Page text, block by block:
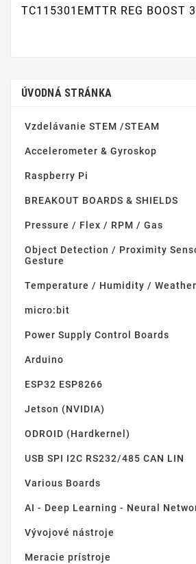
TC115301EMTTR REG BOOST
ÚVODNÁ STRÁNKA
Vzdelávanie STEM /STEAM
Accelerometer & Gyroskop
Raspberry Pi
BREAKOUT BOARDS & SHIELDS
Pressure / Flex / RPM / Gas
Object Detection / Proximity
Gesture
Temperature / Humidity /
micro:bit
Power Supply Control Boards
Arduino
ESP32 ESP8266
Jetson (NVIDIA)
ODROID (Hardkernel)
USB SPI I2C RS232/485 CAN LIN
Various Boards
AI - Deep Learning - Neural
Vývojové nástroje
Meracie prístroje